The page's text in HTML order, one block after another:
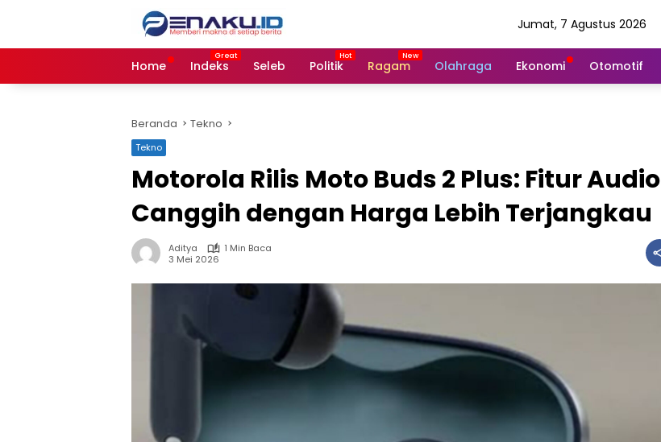
Jumat, 7 Agustus 2026
Home Indeks Seleb Politik Ragam Olahraga Ekonomi Otomotif
Beranda Tekno
Tekno
Motorola Rilis Moto Buds 2 Plus: Fitur Audio
Canggih dengan Harga Lebih Terjangkau
Aditya
1 Min Baca
3 Mei 2026